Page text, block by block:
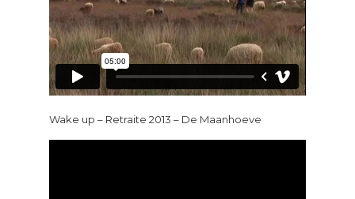
Wake up – Retraite 2013 – De Maanhoeve